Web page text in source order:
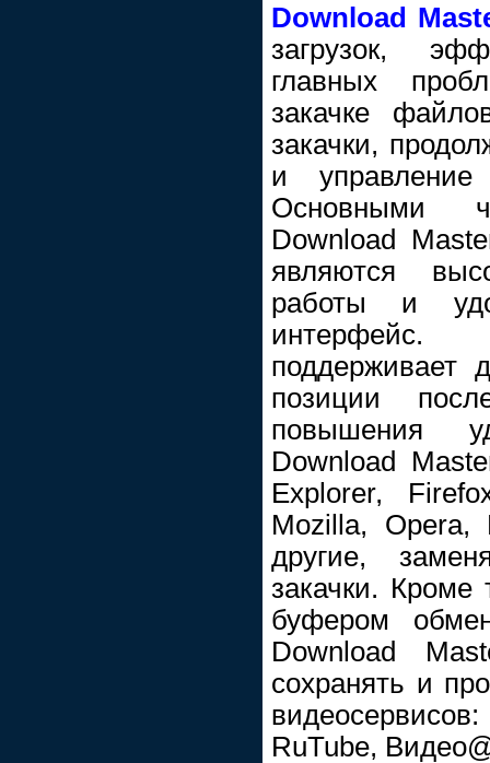
Download
загрузок,
главных
закачке
закачки,
и
Основными
Download
являются
работы и
поддерживает
позиции
повышения
Download
Explorer,
Mozilla, Opera,
другие,
закачки. Кроме
буфером
Download
сохранять и
RuTube,